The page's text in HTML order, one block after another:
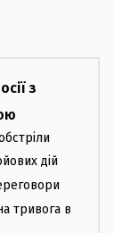
з
дій
тривога в